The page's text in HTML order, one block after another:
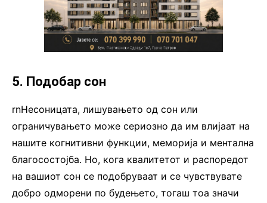
5. Подобар сон
rnНесоницата, лишувањето од сон или
ограничувањето може сериозно да им влијаат на
нашите когнитивни функции, меморија и ментална
благосостојба. Но, кога квалитетот и распоредот
на вашиот сон се подобруваат и се чувствувате
добро одморени по будењето, тогаш тоа значи